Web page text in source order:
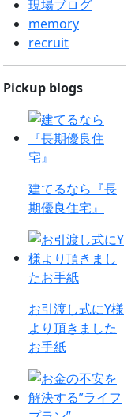
現場ブログ
memory
recruit
Pickup blogs
建てるなら『長
期優良住宅』
お引渡し式にY様
より頂きました
お手紙